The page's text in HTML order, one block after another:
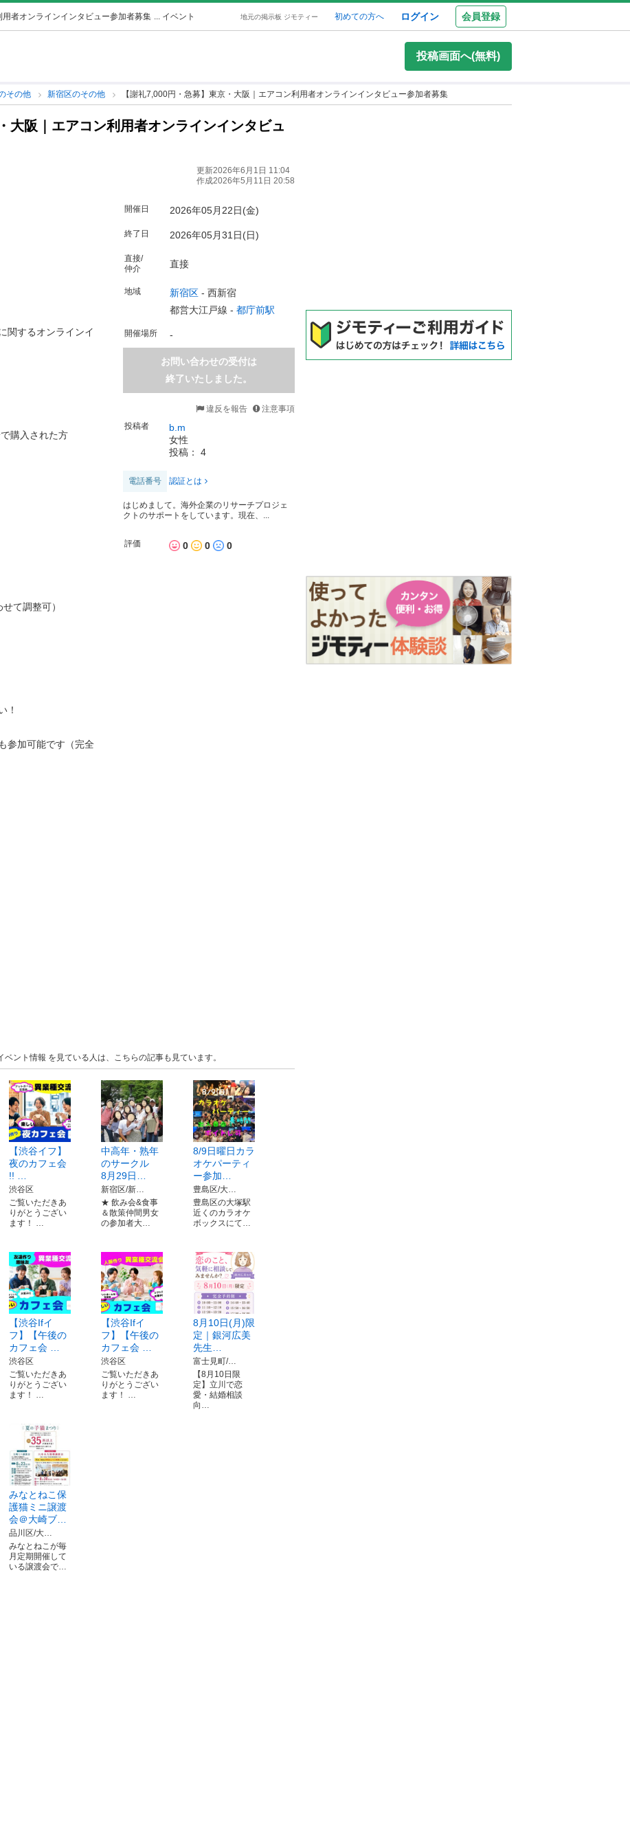
者オンラインインタビュー参加者募集 ... イベント 地元の掲示板 ジモティー 初めての方へ ログイン 会員登録
投稿画面へ(無料)
その他 新宿区のその他 【謝礼7,000円・急募】東京・大阪｜エアコン利用者オンラインインタビュー参加者募集
大阪｜エアコン利用者オンラインインタビュ
更新2026年6月1日 11:04
作成2026年5月11日 20:58
関するオンラインイ
購入された方
て調整可）
！
参加可能です（完全
開催日 2026年05月22日(金)
終了日 2026年05月31日(日)
直接/
仲介
直接
地域 新宿区 - 西新宿
都営大江戸線 - 都庁前駅
開催場所 -
お問い合わせの受付は
終了いたしました。
違反を報告
注意事項
投稿者
b.m
女性
投稿： 4
電話番号 認証とは
はじめまして。海外企業のリサーチプロジェ
クトのサポートをしています。現在、...
評価 0 0 0
ント情報 を見ている人は、こちらの記事も見ています。
【渋谷イフ】
夜のカフェ会
!! …
渋谷区
ご覧いただきあ
りがとうござい
ます！ …
中高年・熟年
のサークル
8月29日…
新宿区/新…
★ 飲み会&食事
＆散策仲間男女
の参加者大…
8/9日曜日カラ
オケパーティ
ー参加…
豊島区/大…
豊島区の大塚駅
近くのカラオケ
ボックスにて…
【渋谷Ifイ
フ】【午後の
カフェ会 …
渋谷区
ご覧いただきあ
りがとうござい
ます！ …
【渋谷Ifイ
フ】【午後の
カフェ会 …
渋谷区
ご覧いただきあ
りがとうござい
ます！ …
8月10日(月)限
定｜銀河広美
先生…
富士見町/…
【8月10日限
定】立川で恋
愛・結婚相談
向…
みなとねこ保
護猫ミニ譲渡
会＠大崎ブ…
品川区/大…
みなとねこが毎
月定期開催して
いる譲渡会で…